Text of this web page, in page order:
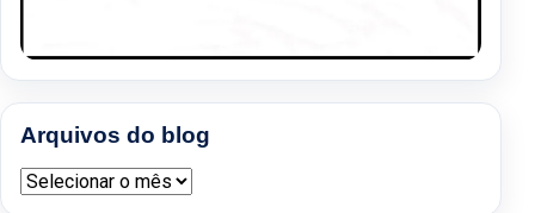
Arquivos do blog
Arquivos do blog